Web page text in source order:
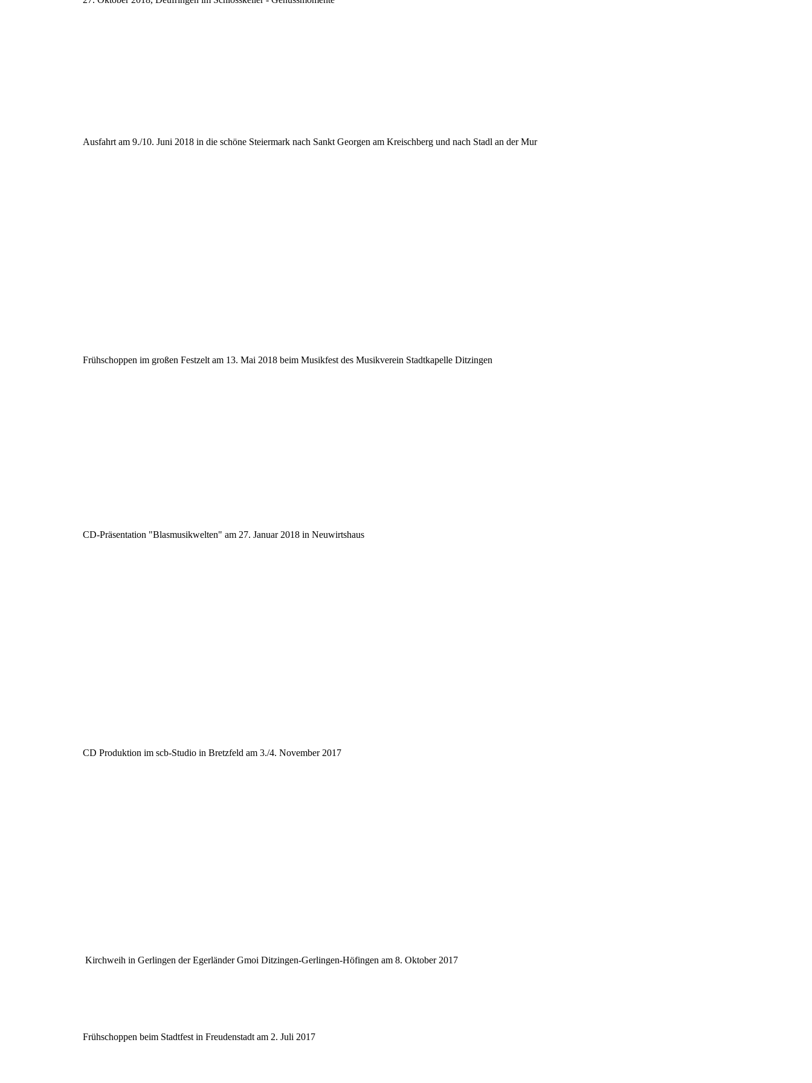
Ausfahrt am 9./10. Juni 2018 in die schöne Steiermark nach Sankt Georgen am Kreischberg und nach Stadl an der Mur
Frühschoppen im großen Festzelt am 13. Mai 2018 beim Musikfest des Musikverein Stadtkapelle Ditzingen
CD-Präsentation "Blasmusikwelten" am 27. Januar 2018 in Neuwirtshaus
CD Produktion im scb-Studio in Bretzfeld am 3./4. November 2017
Kirchweih in Gerlingen der Egerländer Gmoi Ditzingen-Gerlingen-Höfingen am 8. Oktober 2017
Frühschoppen beim Stadtfest in Freudenstadt am 2. Juli 2017